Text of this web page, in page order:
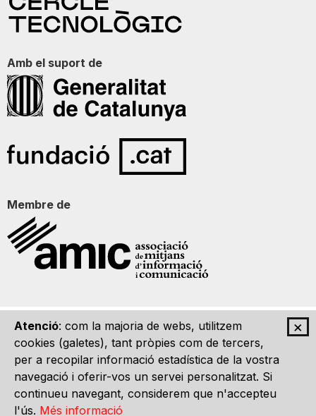
×
Atenció: com la majoria de webs, utilitzem
cookies (galetes), tant pròpies com de tercers,
per a recopilar informació estadística de la vostra
navegació i oferir-vos un servei personalitzat. Si
continueu navegant, considerem que n'accepteu
l'ús. Més informació
Amb el suport de
Membre de
Qui som Contacte Imatge Gràfica Avís legal